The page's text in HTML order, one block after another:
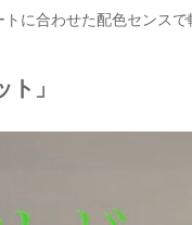
に合わせた配色センスで
」